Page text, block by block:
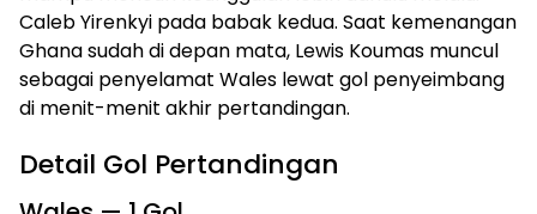
Caleb Yirenkyi pada babak kedua. Saat kemenangan
Ghana sudah di depan mata, Lewis Koumas muncul
sebagai penyelamat Wales lewat gol penyeimbang
di menit-menit akhir pertandingan.
Detail Gol Pertandingan